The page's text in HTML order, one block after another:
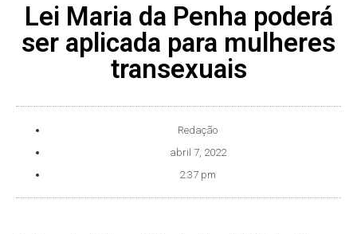
Lei Maria da Penha poderá
ser aplicada para mulheres
transexuais
Redação
abril 7, 2022
2:37 pm